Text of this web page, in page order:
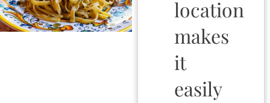
location
makes
it
easily